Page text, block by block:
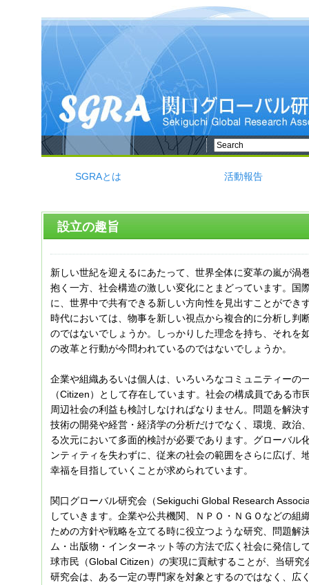
SGRAとは 活動報告
設立の趣旨
新しい世紀を迎えるにあたって、世界全体に変革の嵐が渦
抱く一方、社会構造の激しい変化にとまどっています。国
に、世界中で共有できる新しい方向性を見出すことができ
時代においては、物事を新しい視点から複合的に分析し判
のではないでしょうか。しっかりした理念を持ち、それを
の改革と行動が今問われているのではないでしょうか。
企業や組織あるいは個人は、いろいろなコミュニティーの
（Citizen）として存在しています。社会の構成員である
周辺社会の利益も検討しなければなりません。問題を解決
技術の開発や経営・経済学の分析だけでなく、環境、政治
る次元において多面的検討が必要であります。グローバル
ンティティを失わずに、従来の社会の範囲をさらに広げ、
幸福を目指していくことが求められています。
関口グローバル研究会（Sekiguchi Global Research
していきます。企業や公共機関、ＮＰＯ・ＮＧＯなどの組
ための方針や戦略を立てる時に役立つような研究、問題解
ム・出版物・インターネット等の方法で広く社会に発信し
球市民（Global Citizen）の実現に貢献することが、当研
研究会は、ある一定の専門家を対象とするのではなく、広